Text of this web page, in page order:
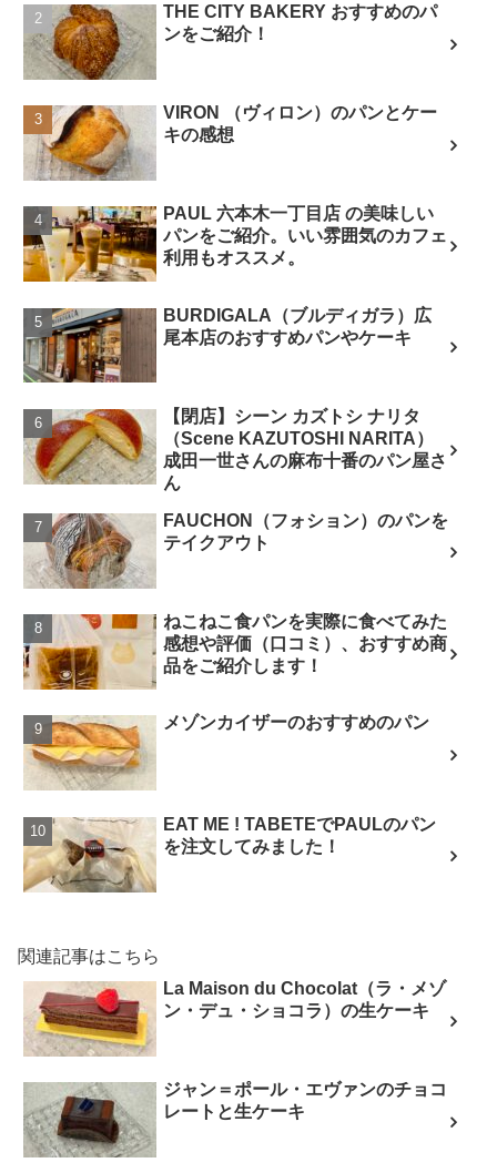
THE CITY BAKERY おすすめのパ
ンをご紹介！
VIRON （ヴィロン）のパンとケー
キの感想
PAUL 六本木一丁目店 の美味しい
パンをご紹介。いい雰囲気のカフェ
利用もオススメ。
BURDIGALA（ブルディガラ）広
尾本店のおすすめパンやケーキ
【閉店】シーン カズトシ ナリタ
（Scene KAZUTOSHI NARITA）
成田一世さんの麻布十番のパン屋さ
ん
FAUCHON（フォション）のパンを
テイクアウト
ねこねこ食パンを実際に食べてみた
感想や評価（口コミ）、おすすめ商
品をご紹介します！
メゾンカイザーのおすすめのパン
EAT ME ! TABETEでPAULのパン
を注文してみました！
関連記事はこちら
La Maison du Chocolat（ラ・メゾ
ン・デュ・ショコラ）の生ケーキ
ジャン＝ポール・エヴァンのチョコ
レートと生ケーキ